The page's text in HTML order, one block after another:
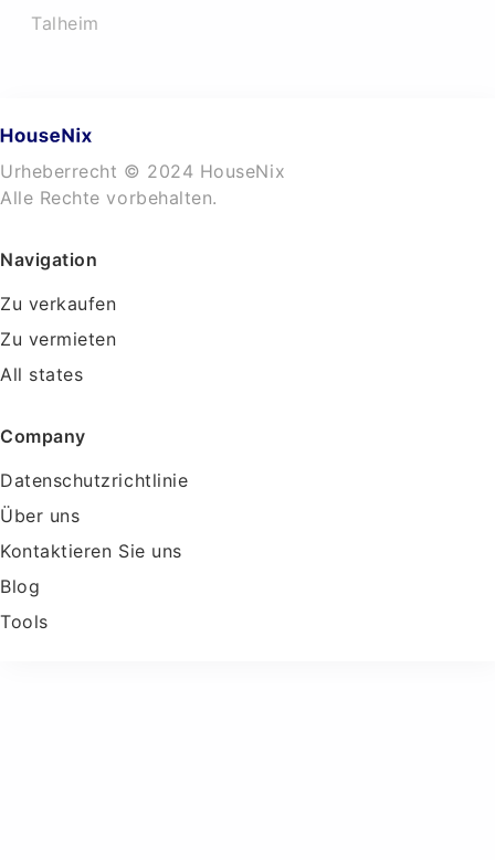
Talheim
Urheberrecht © 2024 HouseNix
Alle Rechte vorbehalten.
Navigation
Zu verkaufen
Zu vermieten
All states
Company
Datenschutzrichtlinie
Über uns
Kontaktieren Sie uns
Blog
Tools